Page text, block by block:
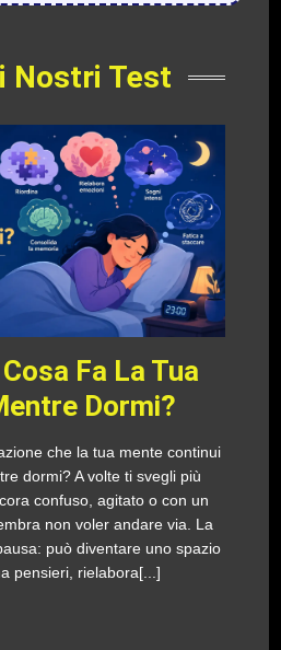
Nostri Test
Fa La Tua
Dormi?
che la tua mente continui
dormi? A volte ti svegli più
confuso, agitato o con un
non voler andare via. La
può diventare uno spazio
pensieri, rielabora[...]